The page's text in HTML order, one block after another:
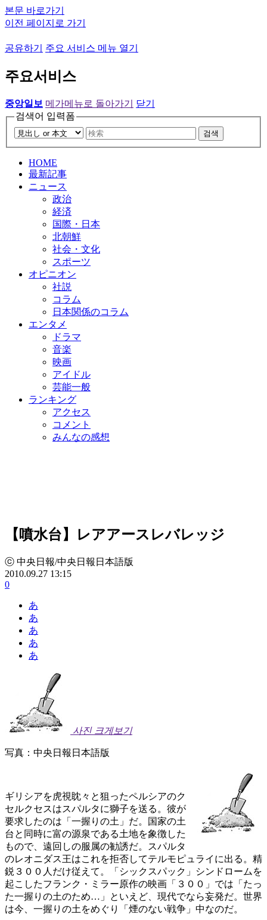
본문 바로가기
이전 페이지로 가기
공유하기 주요 서비스 메뉴 열기
주요서비스
중앙일보 메가메뉴로 돌아가기
닫기
검색어 입력폼
검색
HOME
最新記事
ニュース
政治
経済
国際・日本
北朝鮮
社会・文化
スポーツ
オピニオン
社説
コラム
日本関係のコラム
エンタメ
ドラマ
音楽
映画
アイドル
芸能一般
ランキング
アクセス
コメント
みんなの感想
【噴水台】レアアースレバレッジ
ⓒ 中央日報/中央日報日本語版
2010.09.27 13:15
0
あ
あ
あ
あ
あ
사진 크게보기
写真：中央日報日本語版
ギリシアを虎視眈々と狙ったペルシアのク
セルクセスはスパルタに獅子を送る。彼が
要求したのは「一握りの土」だ。国家の土
台と同時に富の源泉である土地を象徴した
もので、遠回しの服属の勧誘だ。スパルタ
のレオニダス王はこれを拒否してテルモピュライに出る。精
鋭３００人だけ従えて。「シックスパック」シンドロームを
起こしたフランク・ミラー原作の映画「３００」では「たっ
た一握りの土のため…」といえど、現代でなら妄発だ。世界
は今、一握りの土をめぐり「煙のない戦争」中なのだ。